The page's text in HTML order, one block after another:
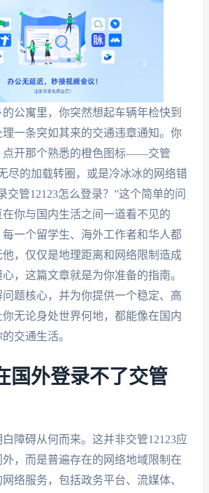
公寓里，你突然想起车辆年检快到
一条突如其来的交通违章通知。你
点开那个熟悉的橙色图标——交管
尽的加载转圈，或是冷冰冰的网络错
交管12123怎么登录？”这个简单的问
你与国内生活之间一道看不见的
一个留学生、海外工作者和华人都
，仅仅是地理距离和网络限制造成
，这篇文章就是为你准备的指南。
题核心，并为你提供一个稳定、高
无论身处世界何地，都能像在国内
交通生活。
国外登录不了交管
障碍从何而来。这并非交管12123应
，而是普遍存在的网络地域限制在
络服务，包括政务平台、流媒体、